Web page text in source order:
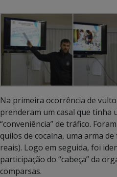
Na primeira ocorrência de
prenderam um casal que tinha
“conveniência” de tráfico.
quilos de cocaína, uma arma
reais). Logo em seguida, foi
participação do “cabeça” da
comparsas.